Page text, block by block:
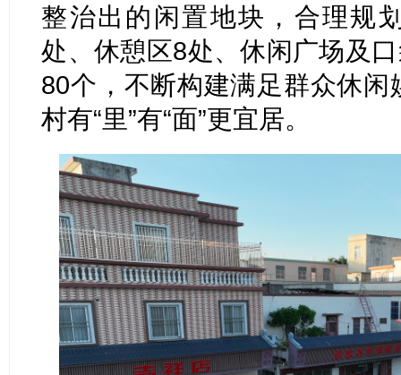
整治出的闲置地块，合理规
处、休憩区8处、休闲广场及
80个，不断构建满足群众休闲
村有“里”有“面”更宜居。